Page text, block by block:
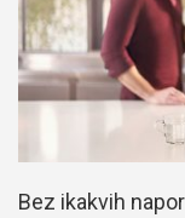
Bez ikakvih